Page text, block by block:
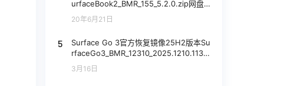
urfaceBook2_BMR_155_5.2.0.zip网盘下
20年6月21日
5
Surface Go 3官方恢复镜像25H2版本Su
rfaceGo3_BMR_12310_2025.1210.11375
052.zip网盘下载
3月16日